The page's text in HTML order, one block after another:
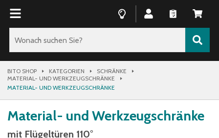
BITO SHOP KATEGORIEN
SCHRÄNKE
MATERIAL- UND WERKZEUGSCHRÄNKE
MATERIAL- UND WERKZEUGSCHRÄNKE
Material- und Werkzeugschränke
mit Flügeltüren 110°